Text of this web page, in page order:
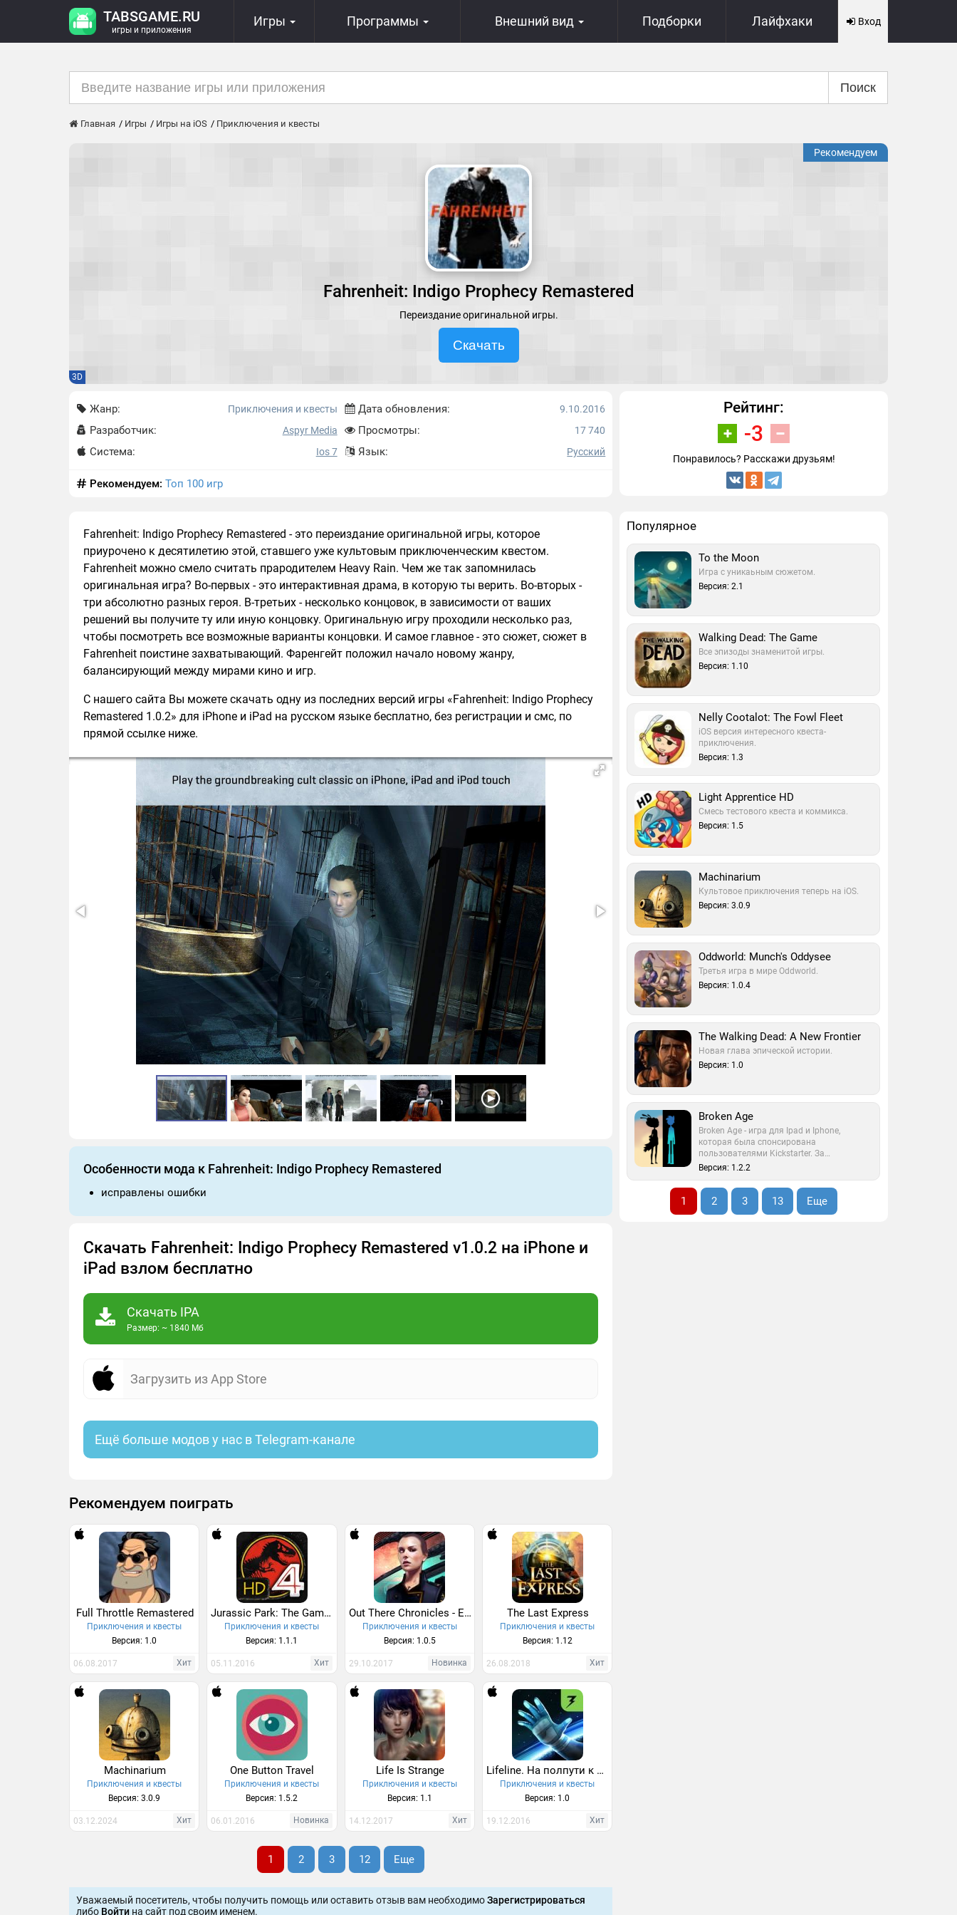
TABSGAME.RU
игры и приложения
Игры Программы Внешний вид Подборки Лайфхаки Вход
Поиск
Главная Игры Игры на iOS Приключения и квесты
Рекомендуем
Fahrenheit: Indigo Prophecy Remastered
Переиздание оригинальной игры.
Скачать
3D
Жанр: Приключения и квесты
Разработчик: Aspyr Media
Система: Ios 7
Дата обновления: 9.10.2016
Просмотры: 17 740
Язык: Русский
Рекомендуем: Топ 100 игр
Рейтинг:
-3
Понравилось? Расскажи друзьям!
Fahrenheit: Indigo Prophecy Remastered - это переиздание оригинальной игры, которое
приурочено к десятилетию этой, ставшего уже культовым приключенческим квестом.
Fahrenheit можно смело считать прародителем Heavy Rain. Чем же так запомнилась
оригинальная игра? Во-первых - это интерактивная драма, в которую ты верить. Во-вторых -
три абсолютно разных героя. В-третьих - несколько концовок, в зависимости от ваших
решений вы получите ту или иную концовку. Оригинальную игру проходили несколько раз,
чтобы посмотреть все возможные варианты концовки. И самое главное - это сюжет, сюжет в
Fahrenheit поистине захватывающий. Фаренгейт положил начало новому жанру,
балансирующий между мирами кино и игр.
С нашего сайта Вы можете скачать одну из последних версий игры «Fahrenheit: Indigo Prophecy
Remastered 1.0.2» для iPhone и iPad на русском языке бесплатно, без регистрации и смс, по
прямой ссылке ниже.
Особенности мода к Fahrenheit: Indigo Prophecy Remastered
исправлены ошибки
Скачать Fahrenheit: Indigo Prophecy Remastered v1.0.2 на iPhone и
iPad взлом бесплатно
Скачать IPA
Размер: ~ 1840 Мб
Загрузить из App Store
Ещё больше модов у нас в Telegram-канале
Рекомендуем поиграть
Full Throttle Remastered
Приключения и квесты
Версия: 1.0
06.08.2017 Хит
Jurassic Park: The Game 4 HD
Приключения и квесты
Версия: 1.1.1
05.11.2016 Хит
Out There Chronicles - Ep. 1
Приключения и квесты
Версия: 1.0.5
29.10.2017 Новинка
The Last Express
Приключения и квесты
Версия: 1.12
26.08.2018 Хит
Machinarium
Приключения и квесты
Версия: 3.0.9
03.12.2024 Хит
One Button Travel
Приключения и квесты
Версия: 1.5.2
06.01.2016 Новинка
Life Is Strange
Приключения и квесты
Версия: 1.1
14.12.2017 Хит
Lifeline. На полпути к бесконечности
Приключения и квесты
Версия: 1.0
19.12.2016 Хит
1 2 3 12 Еще
Уважаемый посетитель, чтобы получить помощь или оставить отзыв вам необходимоЗарегистрироваться
либо Войти на сайт под своим именем.
Популярное
To the Moon
Игра с уникаьным сюжетом.
Версия: 2.1
Walking Dead: The Game
Все эпизоды знаменитой игры.
Версия: 1.10
Nelly Cootalot: The Fowl Fleet
iOS версия интересного квеста-
приключения.
Версия: 1.3
Light Apprentice HD
Смесь тестового квеста и коммикса.
Версия: 1.5
Machinarium
Культовое приключения теперь на iOS.
Версия: 3.0.9
Oddworld: Munch's Oddysee
Третья игра в мире Oddworld.
Версия: 1.0.4
The Walking Dead: A New Frontier
Новая глава эпической истории.
Версия: 1.0
Broken Age
Broken Age - игра для Ipad и Iphone,
которая была спонсирована
пользователями Kickstarter. За…
Версия: 1.2.2
1 2 3 13 Еще